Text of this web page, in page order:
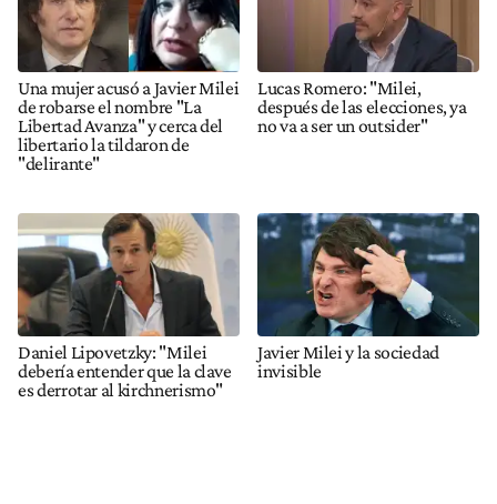
Una mujer acusó a Javier Milei
de robarse el nombre "La
Libertad Avanza" y cerca del
libertario la tildaron de
"delirante"
Lucas Romero: "Milei,
después de las elecciones, ya
no va a ser un outsider"
Daniel Lipovetzky: "Milei
debería entender que la clave
es derrotar al kirchnerismo"
Javier Milei y la sociedad
invisible